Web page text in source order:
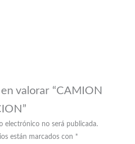
valorar “CAMION
electrónico no será publicada.
están marcados con *